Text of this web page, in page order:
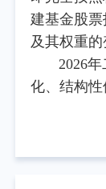
建基金股
及其权重的
2026
化、结构
业的支撑
50.3%，处